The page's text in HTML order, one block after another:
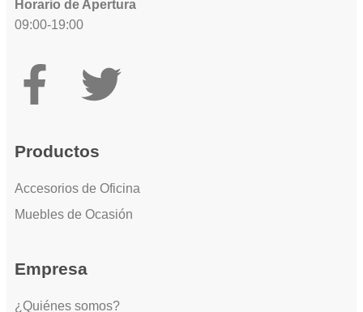
Horario de Apertura
09:00-19:00
Productos
Accesorios de Oficina
Muebles de Ocasión
Empresa
¿Quiénes somos?